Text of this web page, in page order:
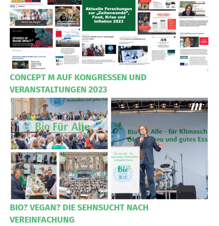
CONCEPT M AUF KONGRESSEN UND
VERANSTALTUNGEN 2023
BIO? VEGAN? DIE SEHNSUCHT NACH
VEREINFACHUNG